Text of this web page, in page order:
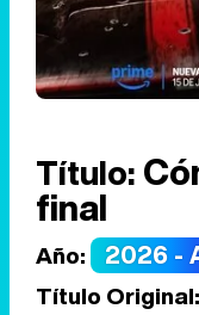
Título:
final
Año: 2026 -
Título Original: